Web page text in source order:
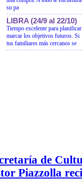
su pa
LIBRA (24/9 al 22/10)
Tiempo excelente para
marcar los objetivos futuros. Si
tus familiares más cercanos se
de
Piazzolla